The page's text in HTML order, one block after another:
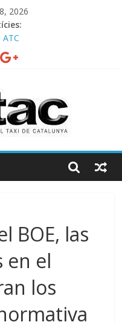
2026
ATC
con los Mossos d
en COOLTURA FM.
PARA MEJORAR LA
DE BARCELONA.
en COOLTURA FM.
BOE, las
en el
los